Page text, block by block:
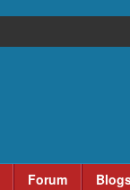
Forum